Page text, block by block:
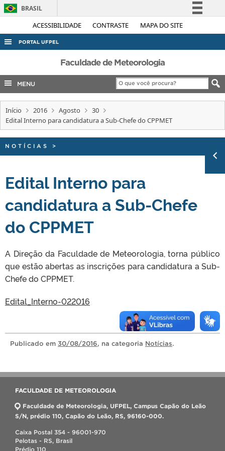
ACESSIBILIDADE CONTRASTE MAPA DO SITE
BRASIL
Simplifique!
Acesso à informação
Legislação
Canais
PORTAL UFPEL
ACESSO À INFORMAÇÃO
AUDITORIA
COBALTO
CONCURSOS
INTERNACIONAL
PORTARIAS
Faculdade de Meteorologia
MENU
Início 2016 Agosto
30
Edital Interno para candidatura a Sub-Chefe do CPPMET
NOTÍCIAS >
Edital Interno para
candidatura a Sub-Chefe
do CPPMET
A Direção da Faculdade de Meteorologia, torna público
que estão abertas as inscrições para candidatura a Sub-
Chefe do CPPMET.
Edital_Interno-022016
Publicado em 30/08/2016, na categoria Notícias.
FACULDADE DE METEOROLOGIA
Faculdade de Meteorologia, UFPEL, Campus Capão do Leão
S/N, prédio 110, Capão do Leão, RS, 96160-000.
Caixa Postal 354 - 96001-970
Pelotas - RS, Brasil
Prédio 110